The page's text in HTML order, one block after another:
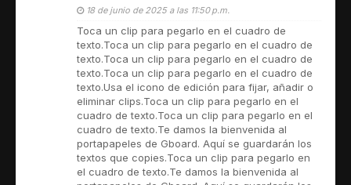
18 de junio de 2025 a las 11:50 p.m.
Toca un clip para pegarlo en el cuadro de
texto.Toca un clip para pegarlo en el cuadro de
texto.Toca un clip para pegarlo en el cuadro de
texto.Toca un clip para pegarlo en el cuadro de
texto.Usa el icono de edición para fijar, añadir o
eliminar clips.Toca un clip para pegarlo en el
cuadro de texto.Toca un clip para pegarlo en el
cuadro de texto.Te damos la bienvenida al
portapapeles de Gboard. Aquí se guardarán los
textos que copies.Toca un clip para pegarlo en
el cuadro de texto.Te damos la bienvenida al